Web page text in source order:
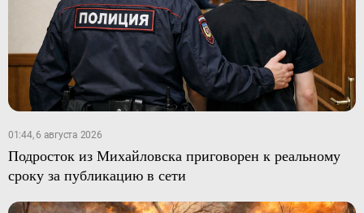
01:44, 6 августа 2026
Подросток из Михайловска приговорен к реальному
сроку за публикацию в сети